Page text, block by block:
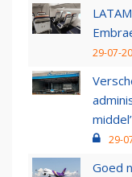
29-07-
middel’
29-
Goed